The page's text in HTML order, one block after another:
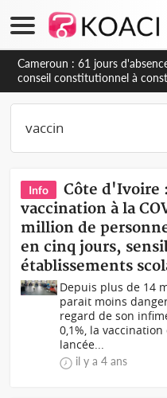
Côte d'Ivoire : Fin de la
les mouvements sauvages
Info
Côte d'Ivoire
vaccination à la
million de
en cinq jours,
établissements
Depuis plus de 14
parait moins
regard de son
0,1%, la
lancée...
il y a 4 ans